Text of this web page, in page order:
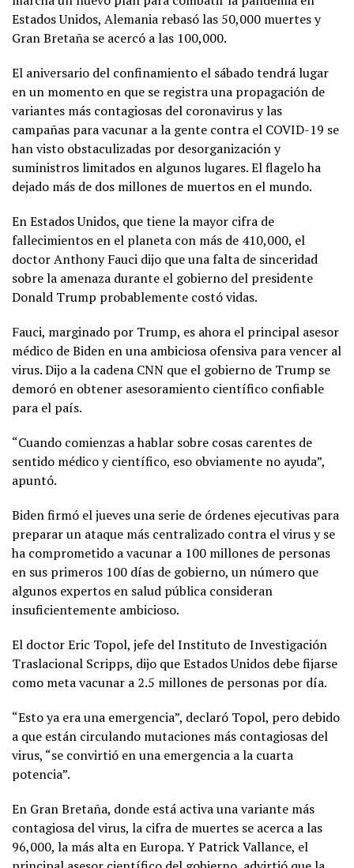
Estados Unidos, Alemania rebasó las 50,000 muertes y
Gran Bretaña se acercó a las 100,000.
El aniversario del confinamiento el sábado tendrá lugar
en un momento en que se registra una propagación de
variantes más contagiosas del coronavirus y las
campañas para vacunar a la gente contra el COVID-19 se
han visto obstaculizadas por desorganización y
suministros limitados en algunos lugares. El flagelo ha
dejado más de dos millones de muertos en el mundo.
En Estados Unidos, que tiene la mayor cifra de
fallecimientos en el planeta con más de 410,000, el
doctor Anthony Fauci dijo que una falta de sinceridad
sobre la amenaza durante el gobierno del presidente
Donald Trump probablemente costó vidas.
Fauci, marginado por Trump, es ahora el principal asesor
médico de Biden en una ambiciosa ofensiva para vencer al
virus. Dijo a la cadena CNN que el gobierno de Trump se
demoró en obtener asesoramiento científico confiable
para el país.
“Cuando comienzas a hablar sobre cosas carentes de
sentido médico y científico, eso obviamente no ayuda”,
apuntó.
Biden firmó el jueves una serie de órdenes ejecutivas para
preparar un ataque más centralizado contra el virus y se
ha comprometido a vacunar a 100 millones de personas
en sus primeros 100 días de gobierno, un número que
algunos expertos en salud pública consideran
insuficientemente ambicioso.
El doctor Eric Topol, jefe del Instituto de Investigación
Traslacional Scripps, dijo que Estados Unidos debe fijarse
como meta vacunar a 2.5 millones de personas por día.
“Esto ya era una emergencia”, declaró Topol, pero debido
a que están circulando mutaciones más contagiosas del
virus, “se convirtió en una emergencia a la cuarta
potencia”.
En Gran Bretaña, donde está activa una variante más
contagiosa del virus, la cifra de muertes se acerca a las
96,000, la más alta en Europa. Y Patrick Vallance, el